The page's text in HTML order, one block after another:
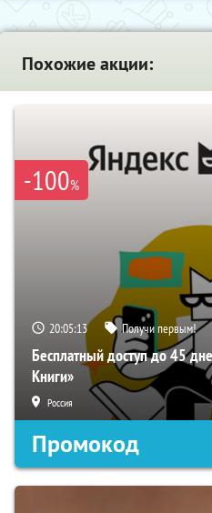
Похожие акции:
-100%
20:05:12 Получи первым!
Бесплатный доступ до 45
Книги»
Россия
Промокод